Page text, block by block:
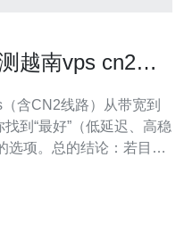
越南vps cn2真
含CN2线路）从带宽到
到“最好”（低延迟、高稳
选项。总的结论：若目标
，基于共享带宽的基础